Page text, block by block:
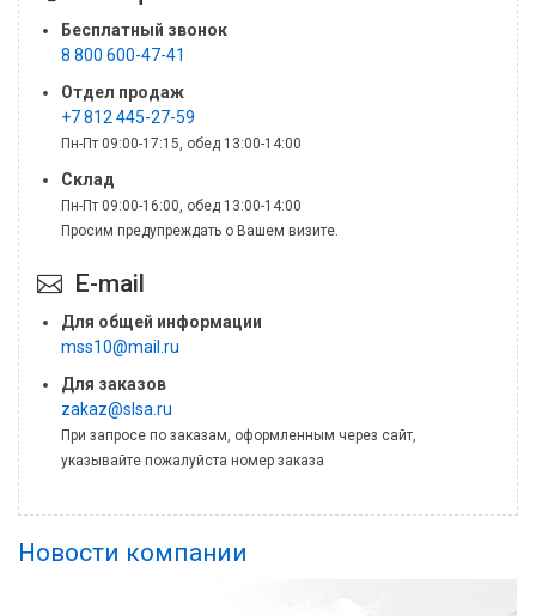
Бесплатный звонок
8 800 600-47-41
Отдел продаж
+7 812 445-27-59
Пн-Пт 09:00-17:15, обед 13:00-14:00
Склад
Пн-Пт 09:00-16:00, обед 13:00-14:00
Просим предупреждать о Вашем визите.
E-mail
Для общей информации
mss10@mail.ru
Для заказов
zakaz@slsa.ru
При запросе по заказам, оформленным через сайт,
указывайте пожалуйста номер заказа
Новости компании